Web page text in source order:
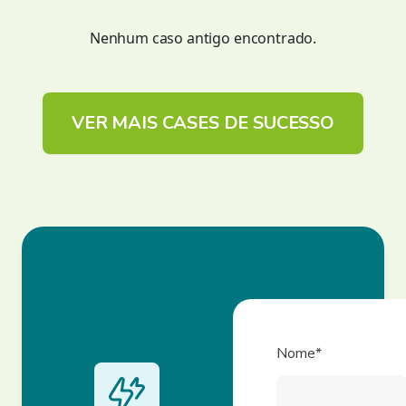
Nenhum caso antigo encontrado.
VER MAIS CASES DE SUCESSO
Nome*